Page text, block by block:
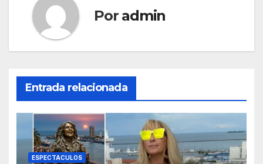
Por admin
Entrada relacionada
ESPECTACULOS